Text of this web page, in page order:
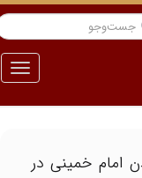
منو
خمینی در